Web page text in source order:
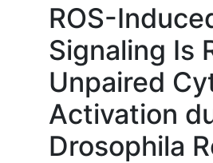
ROS-
Signaling Is
Unpaired
Activation
Drosophila